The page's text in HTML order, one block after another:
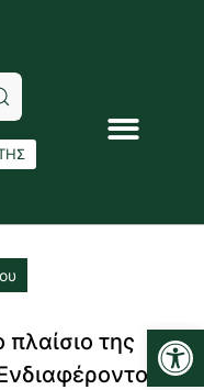
της